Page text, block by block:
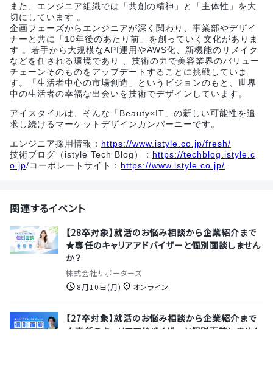
また、エンジニア組織では「共創の精神」と「主体性」を大
切にしています 。
企画フェーズからエンジニアが深く関わり、事業部やデザイ
ナーと共に「10年後のあたり前」を創っていく文化がありま
す 。若手から大規模なAPI運用やAWS化、新機能のリメイク
などを任される環境であり 、技術の力で美容業界のバリュー
チェーンそのものをアップデートすることに挑戦していま
す。「生活者中心の市場創造」というビジョンのもと、世界
中の生活者の幸福な出会いを技術でデザインしています。
アイスタイルは、そんな「Beauty×IT」の新しい可能性を追
求し続けるマーケットデザインカンパーニーです。
エンジニア採用情報： https://www.istyle.co.jp/fresh/
技術ブログ（istyle Tech Blog）： https://techblog.istyle.c
o.jp/コーポレートサイト： https://www.istyle.co.jp/
関連するイベント
【28卒対象】就活のお悩み相談から企業紹介まで
★専任のキャリアアドバイザーと個別面談しません
か？
株式会社サポーターズ
8月10日(月)
オンライン
【27卒対象】就活のお悩み相談から企業紹介まで
★専任のキャリアアドバイザーと個別面談しません